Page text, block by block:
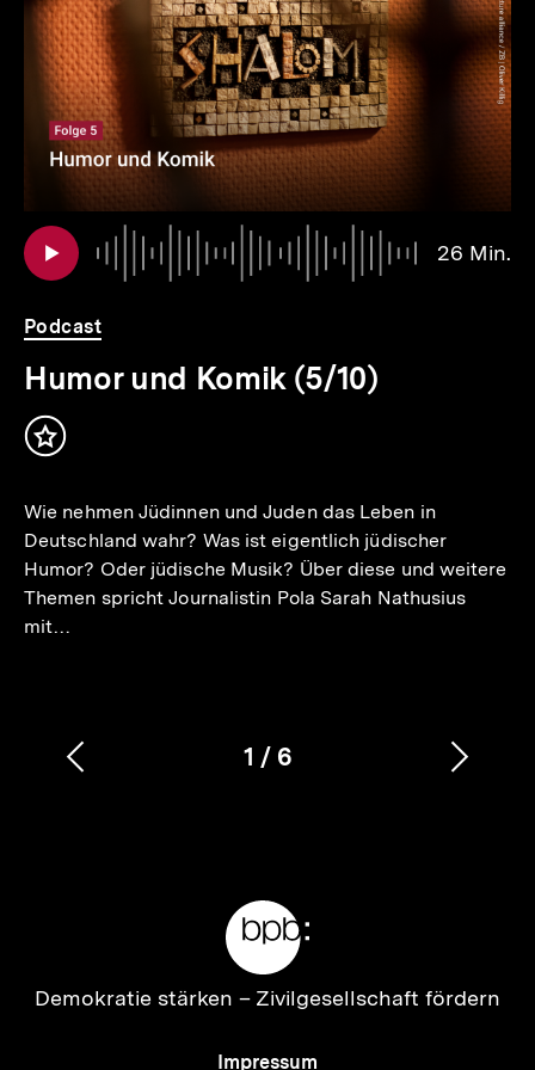
Inhalte
26 Min.
Podcast
Humor und Komik (5/10)
Inhalt
Wie nehmen Jüdinnen und Juden das Leben in
Deutschland wahr? Was ist eigentlich jüdischer
Humor? Oder jüdische Musik? Über diese und weitere
Themen spricht Journalistin Pola Sarah Nathusius
mit…
Karussellinhalt
1
von
/ 6
Vorherigen
Zur
Demokratie stärken – Zivilgesellschaft fördern
Meta-
Impressum